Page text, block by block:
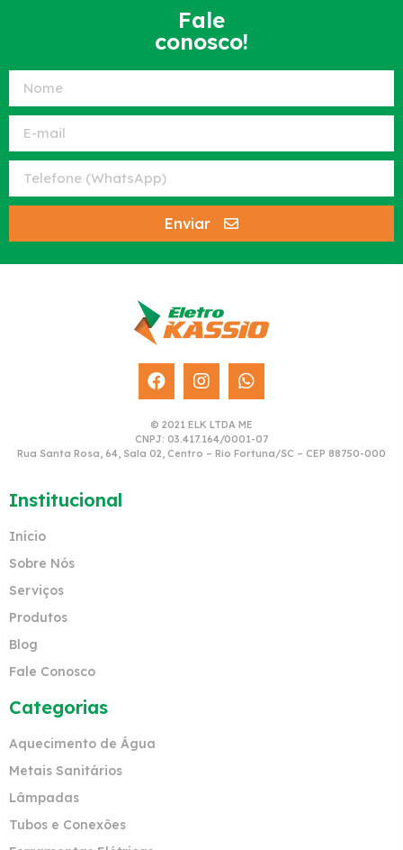
Fale
conosco!
Enviar
© 2021 ELK LTDA ME
CNPJ: 03.417.164/0001-07
Rua Santa Rosa, 64, Sala 02, Centro – Rio Fortuna/SC – CEP 88750-000
Institucional
Início
Sobre Nós
Serviços
Produtos
Blog
Fale Conosco
Categorias
Aquecimento de Água
Metais Sanitários
Lâmpadas
Tubos e Conexões